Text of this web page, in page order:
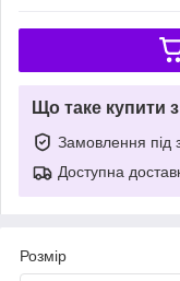
Що таке купити
Замовлення під
Доступна
Розмір